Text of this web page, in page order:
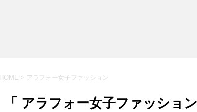
HOME > アラフォー女子ファッション
「 アラフォー女子ファッショ